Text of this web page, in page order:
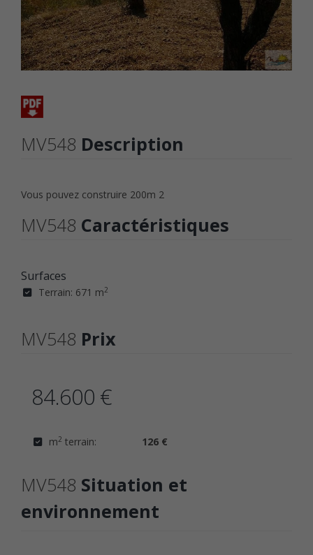
MV548 Description
Vous pouvez construire 200m 2
MV548 Caractéristiques
Surfaces
Terrain: 671 m2
MV548 Prix
84.600 €
m2 terrain: 126 €
MV548 Situation et
environnement